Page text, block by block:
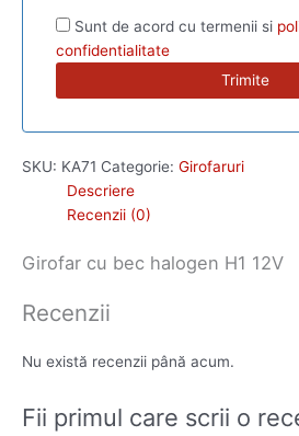
Sunt de acord cu termenii si
confidentialitate
SKU: KA71 Categorie: Girofaruri
Descriere
Recenzii (0)
Girofar cu bec halogen H1 12V
Recenzii
Nu există recenzii până acum.
Fii primul care scrii o